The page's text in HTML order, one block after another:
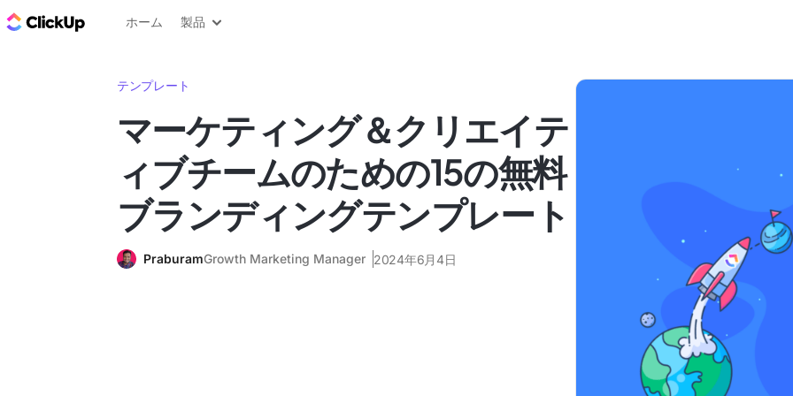
ClickUp ブログ
ホーム 製品
テンプレート
マーケティング＆クリエイテ
ィブチームのための15の無料
ブランディングテンプレート
PraburamGrowth Marketing Manager 2024年6月4日